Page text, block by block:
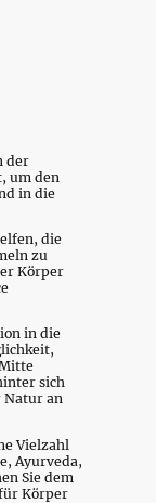
der
um den
in die
die
zu
Körper
in die
sich
Natur an
Vielzahl
Ayurveda,
Sie dem
Körper